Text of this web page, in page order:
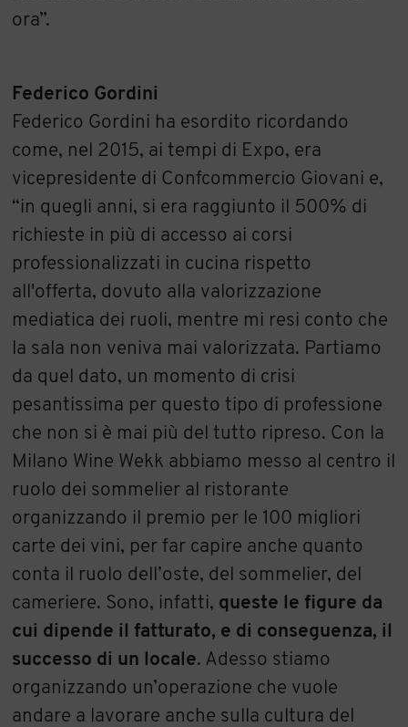
ora”.
Federico Gordini
Federico Gordini ha esordito ricordando
come, nel 2015, ai tempi di Expo, era
vicepresidente di Confcommercio Giovani e,
“in quegli anni, si era raggiunto il 500% di
richieste in più di accesso ai corsi
professionalizzati in cucina rispetto
all'offerta, dovuto alla valorizzazione
mediatica dei ruoli, mentre mi resi conto che
la sala non veniva mai valorizzata. Partiamo
da quel dato, un momento di crisi
pesantissima per questo tipo di professione
che non si è mai più del tutto ripreso. Con la
Milano Wine Wekk abbiamo messo al centro il
ruolo dei sommelier al ristorante
organizzando il premio per le 100 migliori
carte dei vini, per far capire anche quanto
conta il ruolo dell’oste, del sommelier, del
cameriere. Sono, infatti, queste le figure da
cui dipende il fatturato, e di conseguenza, il
successo di un locale. Adesso stiamo
organizzando un’operazione che vuole
andare a lavorare anche sulla cultura del